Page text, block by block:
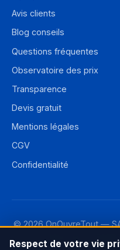
Avis clients
Blog conseils
Questions fréquentes
Observatoire des prix
Transparence
Devis gratuit
Mentions légales
CGV
Confidentialité
© 2026 OnOuvreTout —
rue de Monceau, 75008
Respect de votre vie